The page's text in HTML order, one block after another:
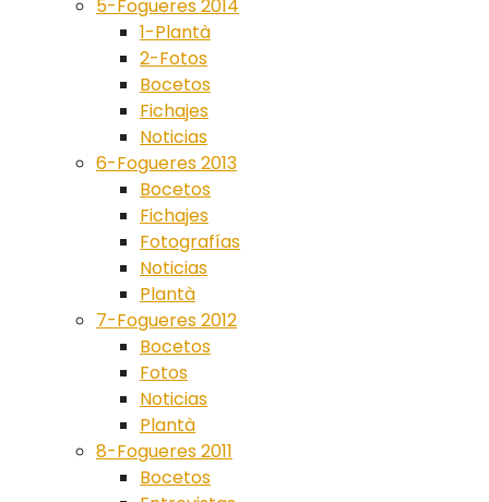
5-Fogueres 2014
1-Plantà
2-Fotos
Bocetos
Fichajes
Noticias
6-Fogueres 2013
Bocetos
Fichajes
Fotografías
Noticias
Plantà
7-Fogueres 2012
Bocetos
Fotos
Noticias
Plantà
8-Fogueres 2011
Bocetos